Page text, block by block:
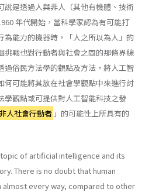
說是透過人與非人（其他有機體、技術
年代開始，當科學家認為有可能打
為能力的機器時，「人之所以為人」的
挑戰也對行動者與社會之間的那條界線
過俗民方法學的觀點及方法，將人工智
何可能將其放在社會學觀點中來進行討
學觀點或可提供對人工智能科技之發
人社會行動者 」的可能性上所具有的
of artificial intelligence and its
There is no doubt that human
almost every way, compared to other